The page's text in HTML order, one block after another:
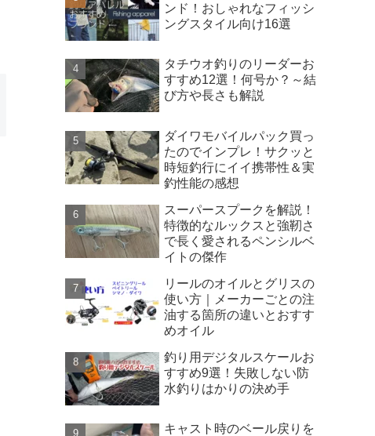
ンド！おしゃれなフィッシ
ングスタイル向け16選
タチウオ釣りのリーダーお
すすめ12選！何号か？～結
び方や長さも解説
ダイワモバイルパック買っ
たのでインプレ！サクッと
時短釣行にイイ携帯性＆実
釣性能の感想
スーパースプークを解説！
特徴的なルックスと強靭さ
で長く愛されるペンシルベ
イトの傑作
リールのオイルとグリスの
使い方｜メーカーごとの注
油する箇所の違いとおすす
めオイル
釣り用デジタルスケールお
すすめ9選！失敗しない防
水釣りはかりの決め手
キャスト時のベール戻りを